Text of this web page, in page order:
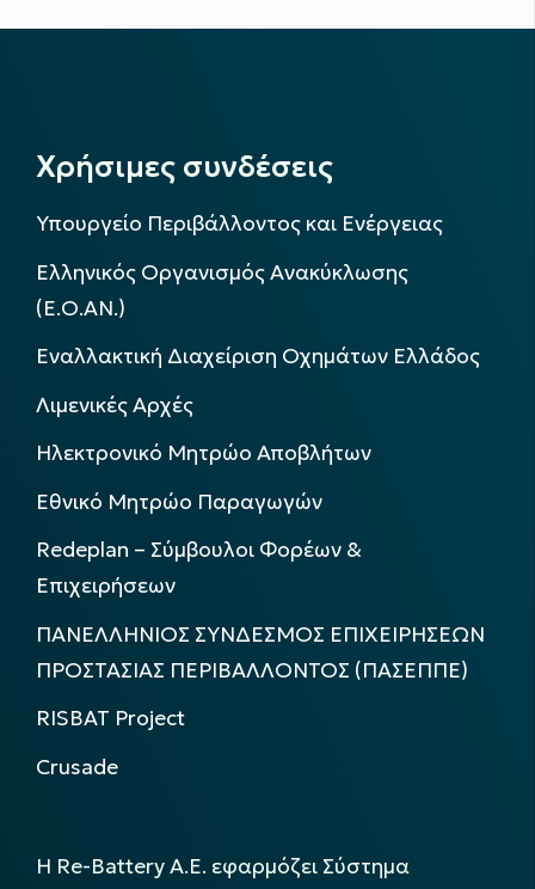
Χρήσιμες συνδέσεις
Υπουργείο Περιβάλλοντος και Ενέργειας
Ελληνικός Οργανισμός Ανακύκλωσης
(Ε.Ο.ΑΝ.)
Εναλλακτική Διαχείριση Οχημάτων Ελλάδος
Λιμενικές Αρχές
Ηλεκτρονικό Μητρώο Αποβλήτων
Εθνικό Μητρώο Παραγωγών
Redeplan – Σύμβουλοι Φορέων &
Επιχειρήσεων
ΠΑΝΕΛΛΗΝΙΟΣ ΣΥΝΔΕΣΜΟΣ ΕΠΙΧΕΙΡΗΣΕΩΝ
ΠΡΟΣΤΑΣΙΑΣ ΠΕΡΙΒΑΛΛΟΝΤΟΣ (ΠΑΣΕΠΠΕ)
RISBAT Project
Crusade
Η Re-Battery Α.Ε. εφαρμόζει Σύστημα